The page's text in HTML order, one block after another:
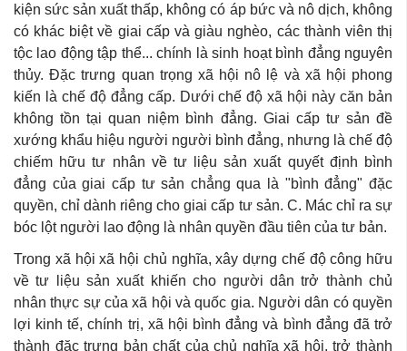
kiện sức sản xuất thấp, không có áp bức và nô dịch, không
có khác biệt về giai cấp và giàu nghèo, các thành viên thị
tộc lao động tập thể... chính là sinh hoạt bình đẳng nguyên
thủy. Đặc trưng quan trọng xã hội nô lệ và xã hội phong
kiến là chế độ đẳng cấp. Dưới chế độ xã hội này căn bản
không tồn tại quan niệm bình đẳng. Giai cấp tư sản đề
xướng khẩu hiệu người người bình đẳng, nhưng là chế độ
chiếm hữu tư nhân về tư liệu sản xuất quyết định bình
đẳng của giai cấp tư sản chẳng qua là "bình đẳng" đặc
quyền, chỉ dành riêng cho giai cấp tư sản. C. Mác chỉ ra sự
bóc lột người lao động là nhân quyền đầu tiên của tư bản.
Trong xã hội xã hội chủ nghĩa, xây dựng chế độ công hữu
về tư liệu sản xuất khiến cho người dân trở thành chủ
nhân thực sự của xã hội và quốc gia. Người dân có quyền
lợi kinh tế, chính trị, xã hội bình đẳng và bình đẳng đã trở
thành đặc trưng bản chất của chủ nghĩa xã hội, trở thành